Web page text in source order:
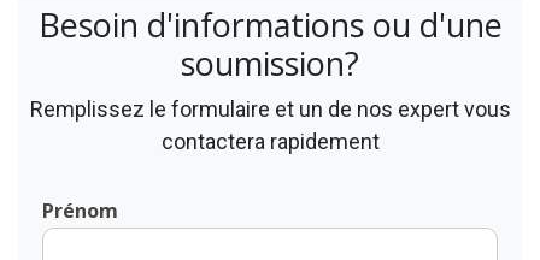
Besoin d'informations ou d'une
soumission?
Remplissez le formulaire et un de nos expert vous
contactera rapidement
Prénom